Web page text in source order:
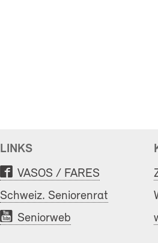
LINKS
VASOS / FARES
Schweiz. Seniorenrat
Seniorweb